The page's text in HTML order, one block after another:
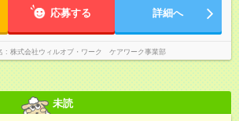
応募する 詳細へ
株式会社ウィルオブ・ワーク ケアワーク事業部
未読